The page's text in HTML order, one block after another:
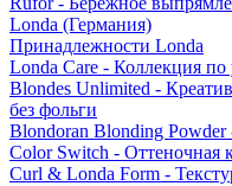
Londa (Германия)
Принадлежности Londa
Londa Care - Коллекция по
Blondes Unlimited -
без фольги
Blondoran Blonding Powder
Color Switch - Оттеночная
Curl & Londa Form -